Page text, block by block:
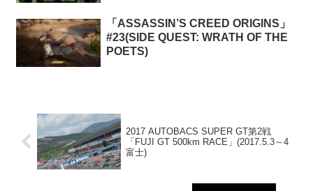
「ASSASSIN’S CREED ORIGINS」
#23(SIDE QUEST: WRATH OF THE
POETS)
2017 AUTOBACS SUPER GT第2戦
「FUJI GT 500km RACE」(2017.5.3～4
富士)